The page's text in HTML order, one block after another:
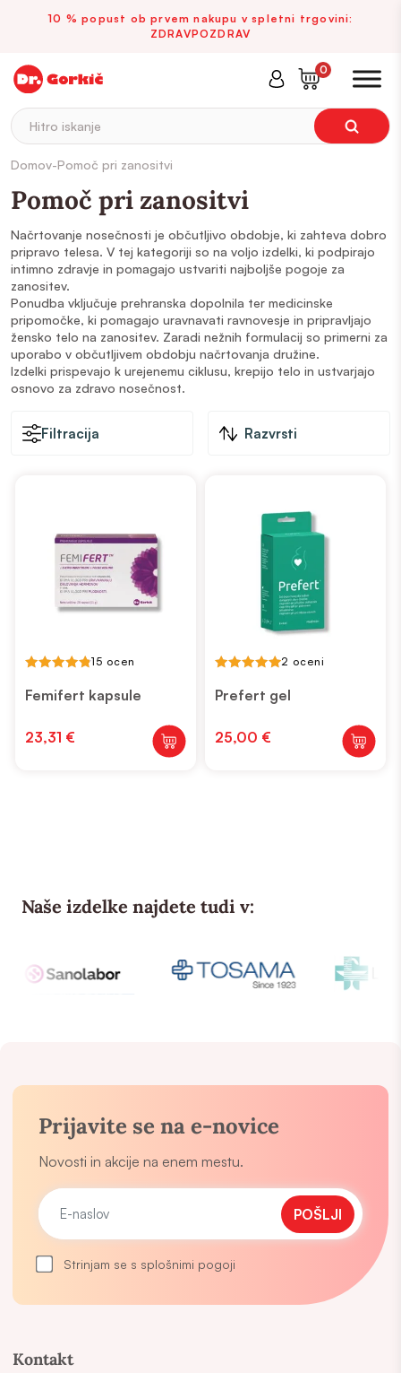
10 % popust ob prvem nakupu v spletni trgovini:
ZDRAVPOZDRAV
Hitro iskanje
0
Domov-Pomoč pri zanositvi
Pomoč pri zanositvi
Načrtovanje nosečnosti je občutljivo obdobje, ki zahteva dobro
pripravo telesa. V tej kategoriji so na voljo izdelki, ki podpirajo
intimno zdravje in pomagajo ustvariti najboljše pogoje za
zanositev.
Ponudba vključuje prehranska dopolnila ter medicinske
pripomočke, ki pomagajo uravnavati ravnovesje in pripravljajo
žensko telo na zanositev. Zaradi nežnih formulacij so primerni za
uporabo v občutljivem obdobju načrtovanja družine.
Izdelki prispevajo k urejenemu ciklusu, krepijo telo in ustvarjajo
osnovo za zdravo nosečnost.
Filtracija Razvrsti
out of 5
15 ocen
Femifert kapsule
23,31 €
out of 5
2 oceni
Prefert gel
25,00 €
Naše izdelke najdete tudi v:
Kontakt
Prijavite se na e-novice
Novosti in akcije na enem mestu.
POŠLJI
Strinjam se s splošnimi pogoji